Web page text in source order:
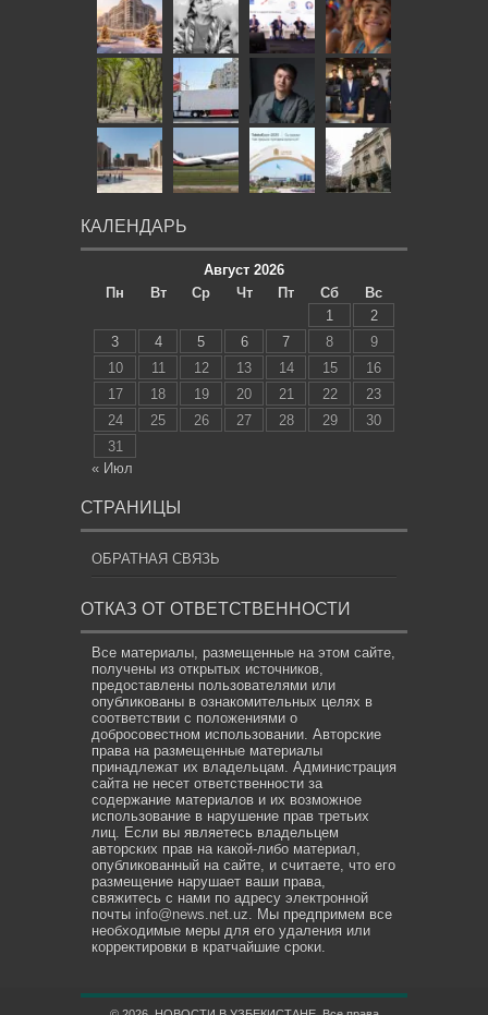
КАЛЕНДАРЬ
Август 2026
Пн
Вт Ср Чт Пт Сб
Вс
1
2
3
4 5 6 7 8
9
10
11 12 13 14 15
16
17
18 19 20 21 22
23
24
25 26 27 28 29
30
31
« Июл
СТРАНИЦЫ
ОБРАТНАЯ СВЯЗЬ
ОТКАЗ ОТ ОТВЕТСТВЕННОСТИ
Все материалы, размещенные на этом сайте,
получены из открытых источников,
предоставлены пользователями или
опубликованы в ознакомительных целях в
соответствии с положениями о
добросовестном использовании. Авторские
права на размещенные материалы
принадлежат их владельцам. Администрация
сайта не несет ответственности за
содержание материалов и их возможное
использование в нарушение прав третьих
лиц. Если вы являетесь владельцем
авторских прав на какой-либо материал,
опубликованный на сайте, и считаете, что его
размещение нарушает ваши права,
свяжитесь с нами по адресу электронной
почты info@news.net.uz. Мы предпримем все
необходимые меры для его удаления или
корректировки в кратчайшие сроки.